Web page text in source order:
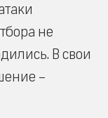
не
В свои
–